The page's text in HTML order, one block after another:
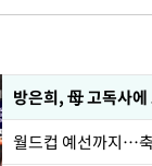
방은희, 母 고독사
월드컵 예선까지…